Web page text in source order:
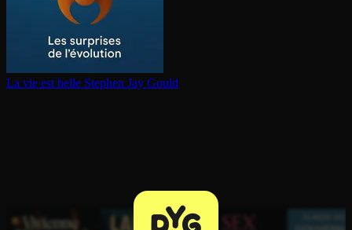
La vie est belle Stephen Jay Gould